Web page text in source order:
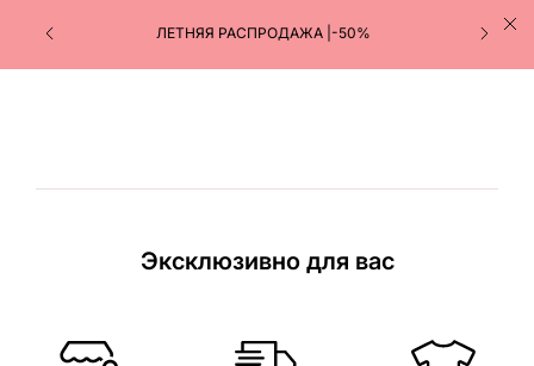
ЛЕТНЯЯ РАСПРОДАЖА |-50%
Эксклюзивно для вас